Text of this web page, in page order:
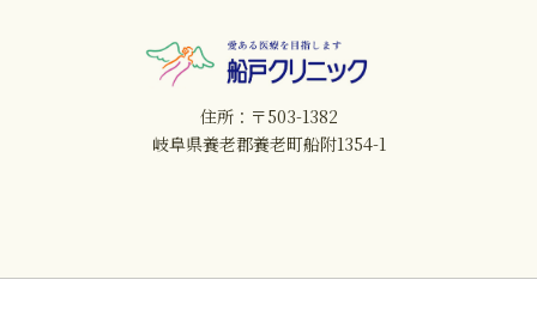
住所：〒503-1382
岐阜県養老郡養老町船附1354-1